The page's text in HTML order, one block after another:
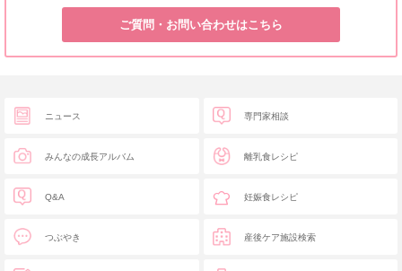
ご質問・お問い合わせはこちら
ニュース
みんなの成長アルバム
Q&A
つぶやき
専門家相談
離乳食レシピ
妊娠食レシピ
産後ケア施設検索